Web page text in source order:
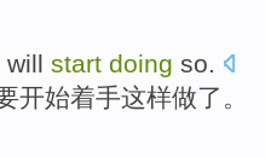
will start doing so.
开始着手这样做了。